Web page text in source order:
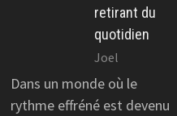
retirant du
quotidien
Joel
Dans un monde où le
rythme effréné est devenu